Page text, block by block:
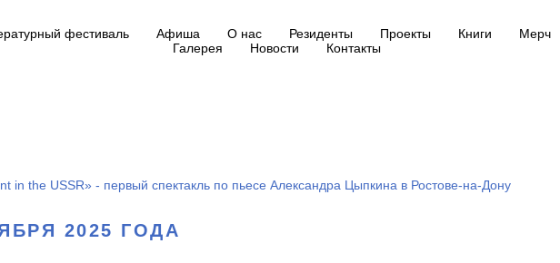
фестиваль Афиша О нас Резиденты Проекты Книги
Мерч
Галерея
Новости Контакты
in the USSR» - первый спектакль по пьесе Александра Цыпкина в Ростове-на-Дону
2025 ГОДА